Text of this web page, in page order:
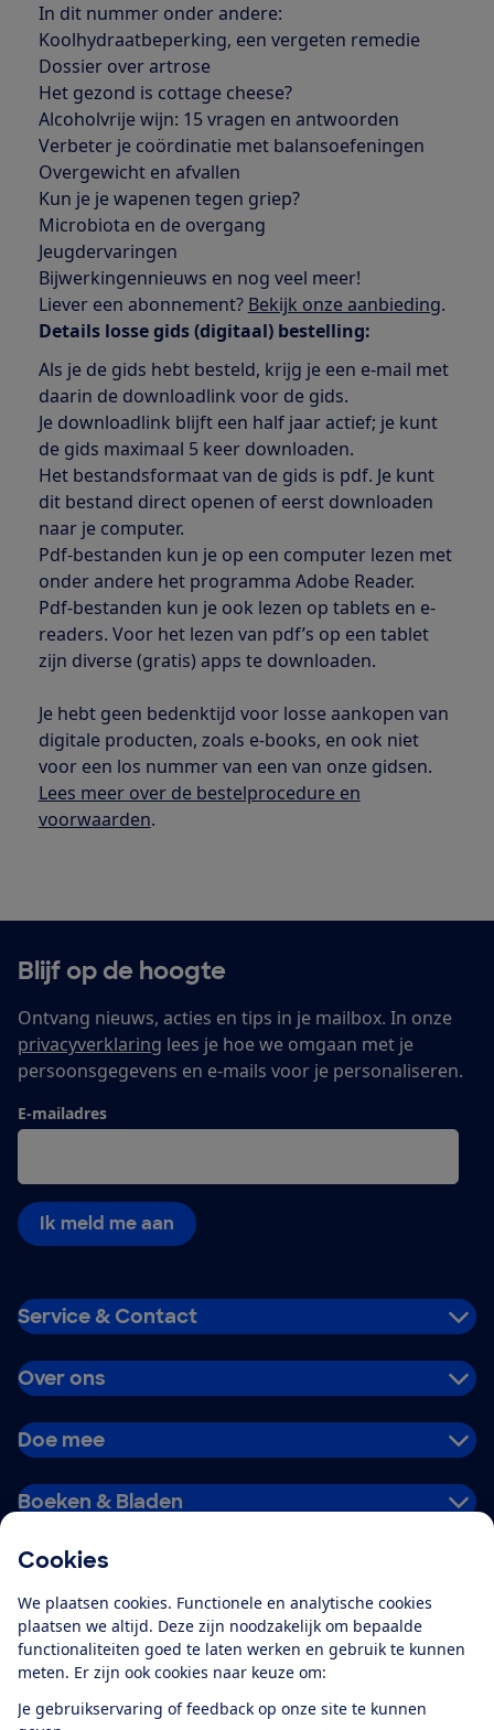
Cookies
We plaatsen cookies. Functionele en analytische cookies
plaatsen we altijd. Deze zijn noodzakelijk om bepaalde
functionaliteiten goed te laten werken en gebruik te kunnen
meten. Er zijn ook cookies naar keuze om:
Je gebruikservaring of feedback op onze site te kunnen
In dit nummer onder andere:
Koolhydraatbeperking, een vergeten remedie
Dossier over artrose
Het gezond is cottage cheese?
Alcoholvrije wijn: 15 vragen en antwoorden
Verbeter je coördinatie met balansoefeningen
Overgewicht en afvallen
Kun je je wapenen tegen griep?
Microbiota en de overgang
Jeugdervaringen
Bijwerkingennieuws en nog veel meer!
Liever een abonnement? Bekijk onze aanbieding.
Details losse gids (digitaal) bestelling:
Als je de gids hebt besteld, krijg je een e-mail met
daarin de downloadlink voor de gids.
Je downloadlink blijft een half jaar actief; je kunt
de gids maximaal 5 keer downloaden.
Het bestandsformaat van de gids is pdf. Je kunt
dit bestand direct openen of eerst downloaden
naar je computer.
Pdf-bestanden kun je op een computer lezen met
onder andere het programma Adobe Reader.
Pdf-bestanden kun je ook lezen op tablets en e-
readers. Voor het lezen van pdf’s op een tablet
zijn diverse (gratis) apps te downloaden.
Je hebt geen bedenktijd voor losse aankopen van
digitale producten, zoals e-books, en ook niet
voor een los nummer van een van onze gidsen.
Lees meer over de bestelprocedure en
voorwaarden.
Blijf op de hoogte
Ontvang nieuws, acties en tips in je mailbox. In onze
privacyverklaring lees je hoe we omgaan met je
persoonsgegevens en e-mails voor je personaliseren.
E-mailadres
Ik meld me aan
Service & Contact
Over ons
Doe mee
Boeken & Bladen
Alles over de
app